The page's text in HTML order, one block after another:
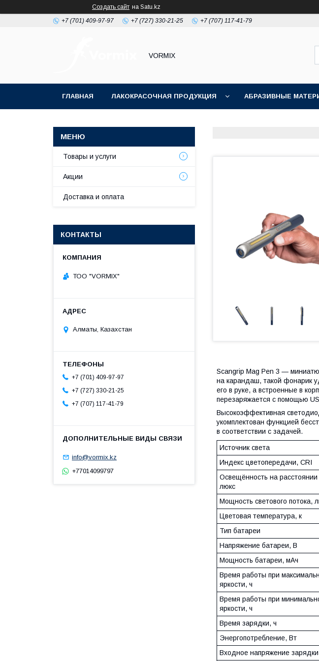
Создать сайт на Satu.kz
+7 (701) 409-97-97 +7 (727) 330-21-25 +7 (707) 117-41-79
VORMIX
ГЛАВНАЯ ЛАКОКРАСОЧНАЯ ПРОДУКЦИЯ АБРАЗИВНЫЕ
Scangrip Mag Pen 3 —
на карандаш, такой фонарик
его в руке, а встроенные в
перезаряжается с помощью
Высокоэффективная
укомплектован функцией
в соответствии с задачей.
Источник света
Индекс цветопередачи, CRI
Освещённость на
люкс
Мощность светового потока,
Цветовая температура, к
Тип батареи
Напряжение батареи, В
Мощность батареи, мАч
Время работы при
яркости, ч
Время работы при
яркости, ч
Время зарядки, ч
Энергопотребление, Вт
Входное напряжение
Товары и услуги
Акции
Доставка и оплата
КОНТАКТЫ
ТОО "VORMIX"
Алматы, Казахстан
+7 (701) 409-97-97
+7 (727) 330-21-25
+7 (707) 117-41-79
info@vormix.kz
+77014099797